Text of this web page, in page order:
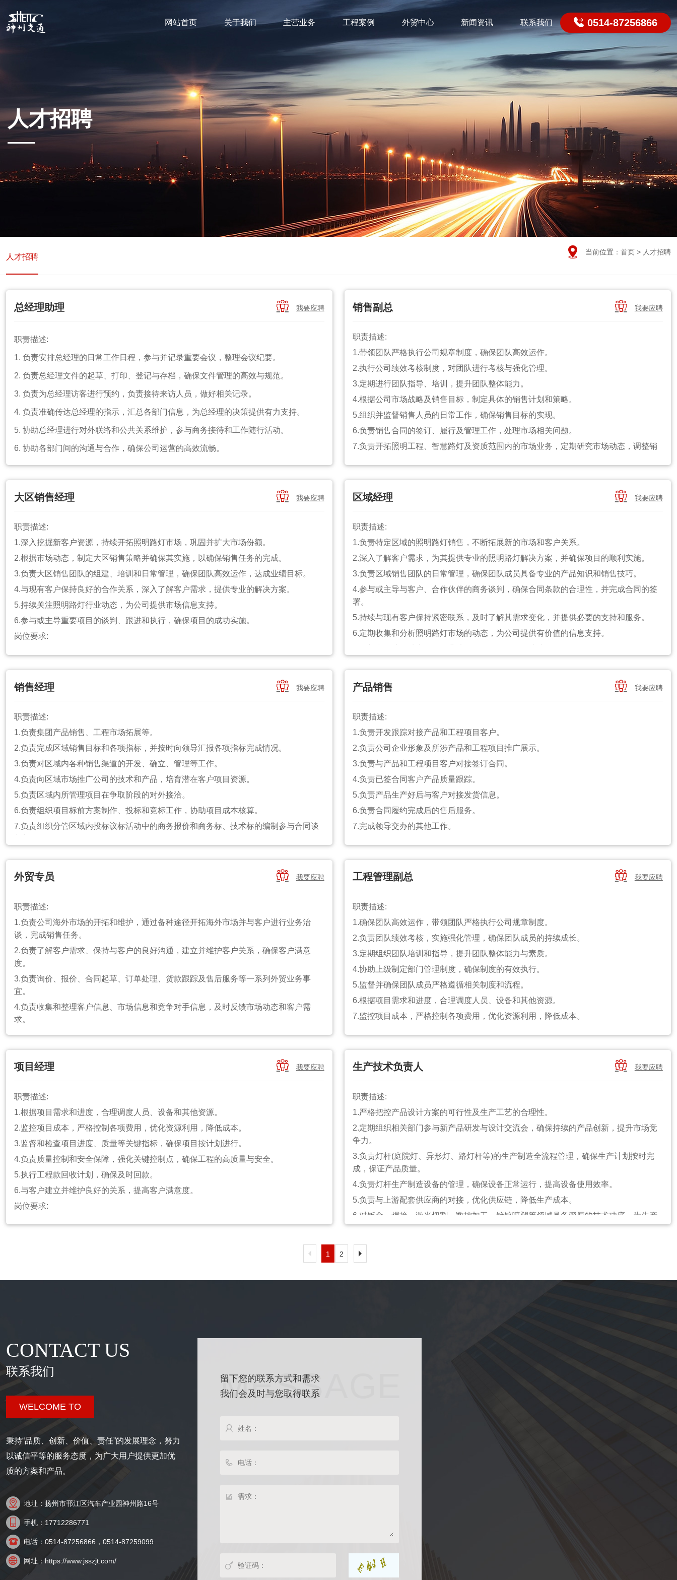
网站首页 关于我们 主营业务 工程案例 外贸中心 新闻资讯 联系我们  0514-87256866
人才招聘
人才招聘  当前位置： 首页 > 人才招聘
总经理助理  我要应聘
职责描述:
1. 负责安排总经理的日常工作日程，参与并记录重要会议，整理会议纪要。
2.负责总经理文件的起草、打印、登记与存档，确保文件管理的高效与规范。
3.负责为总经理访客进行预约，负责接待来访人员，做好相关记录。
4.负责准确传达总经理的指示，汇总各部门信息，为总经理的决策提供有力支持。
5.协助总经理进行对外联络和公共关系维护，参与商务接待和工作随行活动。
6.协助各部门间的沟通与合作，确保公司运营的高效流畅。
7.在完成总经理指派的任务之余，积极配合总经理办公室完成其他临时性工作。
1.本科及以上学历，工商管理、中文、财务、法律或相关专业。
2.需具备上、下级沟通能力，文字功底深厚，组织协调能力强。
3.为人正直，作风严谨，责任心强，良好的洞察力和决断力。熟练操作办公软件。
4.具有丰富的人际交往经验，了解法律及财务方面的知识，对公司的业务有深入理解。
5.年龄25至35岁，形象气质佳，能适应随时出差。
销售副总  我要应聘
职责描述:
1.带领团队严格执行公司规章制度，确保团队高效运作。
2.执行公司绩效考核制度，对团队进行考核与强化管理。
3.定期进行团队指导、培训，提升团队整体能力。
4.根据公司市场战略及销售目标，制定具体的销售计划和策略。
5.组织并监督销售人员的日常工作，确保销售目标的实现。
6.负责销售合同的签订、履行及管理工作，处理市场相关问题。
7.负责开拓照明工程、智慧路灯及资质范围内的市场业务，定期研究市场动态，调整销
9.根据公司预算开展销售工作，合理控制费用，确保销售款项按时回款。
11.定期向上级汇报工作进展，提供市场分析报告。
岗位要求:
1.本科及以上学历，市场营销、机电类、工程类等相关专业优先。
2.8年以上照明、机电、市政、工程等相关行业销售背景工作经验者优先。
3.熟悉行业市场动态和发展趋势。
4.具备丰富的营销策划经验和资源整合能力。
5.出色的谈判技巧、文字表达能力及管理能力。
6.认同公司文化，具备沟通和协作能力；能适应经常性出差。
大区销售经理  我要应聘
职责描述:
1.深入挖掘新客户资源，持续开拓照明路灯市场，巩固并扩大市场份额。
2.根据市场动态，制定大区销售策略并确保其实施，以确保销售任务的完成。
3.负责大区销售团队的组建、培训和日常管理，确保团队高效运作，达成业绩目标。
4.与现有客户保持良好的合作关系，深入了解客户需求，提供专业的解决方案。
5.持续关注照明路灯行业动态，为公司提供市场信息支持。
6.参与或主导重要项目的谈判、跟进和执行，确保项目的成功实施。
岗位要求:
3.对照明路灯行业有深入的了解和认识，熟悉市场动态和发展趋势。
5.具备敏锐的市场洞察力和开拓精神，能够快速响应市场变化。
6.以客户为中心，具备高度的责任心和事业心，能够承受较大的工作压力。
7.能适应长期驻外。
区域经理  我要应聘
职责描述:
1.负责特定区域的照明路灯销售，不断拓展新的市场和客户关系。
2.深入了解客户需求，为其提供专业的照明路灯解决方案，并确保项目的顺利实施。
3.负责区域销售团队的日常管理，确保团队成员具备专业的产品知识和销售技巧。
4.参与或主导与客户、合作伙伴的商务谈判，确保合同条款的合理性，并完成合同的签
署。
5.持续与现有客户保持紧密联系，及时了解其需求变化，并提供必要的支持和服务。
6.定期收集和分析照明路灯市场的动态，为公司提供有价值的信息支持。
1.本科及以上学历，市场营销、商务管理或相关专业优先。
3.在照明路灯行业有5年以上成功的销售经验，或3年以上区域经理职位经验。
4.能够有效地管理和激励销售团队，共同完成销售目标。
5.具备出色的商务谈判技巧和合同签署经验。
6.以客户为中心，能够快速响应客户需求并提供满意的解决方案。
7.能够适应频繁的出差安排，以支持区域内的业务拓展。
销售经理  我要应聘
职责描述:
1.负责集团产品销售、工程市场拓展等。
2.负责完成区域销售目标和各项指标，并按时向领导汇报各项指标完成情况。
3.负责对区域内各种销售渠道的开发、确立、管理等工作。
4.负责向区域市场推广公司的技术和产品，培育潜在客户项目资源。
5.负责区域内所管理项目在争取阶段的对外接洽。
6.负责组织项目标前方案制作、投标和竞标工作，协助项目成本核算。
7.负责组织分管区域内投标议标活动中的商务报价和商务标、技术标的编制参与合同谈
9.掌握客户新的需求，及时反馈客户对现有产品的反馈意见。
岗位要求:
1.市场营销等专业，本科以上学历。
2.产品销售或工程销售工作经验1年以上。
3.强力的沟通、组织、协调和执行能力。
4.拥有客户开发与维护能力及娴熟的谈判技巧和方法。
5.有照明行业销售者优先。
产品销售  我要应聘
职责描述:
1.负责开发跟踪对接产品和工程项目客户。
2.负责公司企业形象及所涉产品和工程项目推广展示。
3.负责与产品和工程项目客户对接签订合同。
4.负责已签合同客户产品质量跟踪。
5.负责产品生产好后与客户对接发货信息。
6.负责合同履约完成后的售后服务。
7.完成领导交办的其他工作。
2.熟悉行业内产品的成本核算。
外贸专员  我要应聘
职责描述:
1.负责公司海外市场的开拓和维护，通过备种途径开拓海外市场并与客户进行业务治
谈，完成销售任务。
2.负责了解客户需求、保持与客户的良好沟通，建立并维护客户关系，确保客户满意
度。
3.负责询价、报价、合同起草、订单处理、货款跟踪及售后服务等一系列外贸业务事
宜。
4.负责收集和整理客户信息、市场信息和竞争对手信息，及时反馈市场动态和客户需
求。
岗位要求:
1.本科及以上学历，外贸、国际贸易、英语等相关专业。
2.具备较好的英语听说读写能力，能够流利进行英文商务沟通。
4.具备良好的沟通能力和团队合作精神，能够适应较快的工作节奏和压力。
工程管理副总  我要应聘
职责描述:
1.确保团队高效运作，带领团队严格执行公司规章制度。
2.负责团队绩效考核，实施强化管理，确保团队成员的持续成长。
3.定期组织团队培训和指导，提升团队整体能力与素质。
4.协助上级制定部门管理制度，确保制度的有效执行。
5.监督并确保团队成员严格遵循相关制度和流程。
6.根据项目需求和进度，合理调度人员、设备和其他资源。
7.监控项目成本，严格控制各项费用，优化资源利用，降低成本。
10.负责质量控制和安全保障，强化关键控制点，确保工程的高质量与安全。
12.负责部门与其他部门的协调工作，确保合作顺畅。
13.推动并实施部门内的培训计划，提升团队成员的专业技能和知识。
14组织团队活动，增强团队凝聚力，提高员工满意度和忠诚度。
15. 制定并监督执行工程款回收计划，确保及时回款。
16.与客户建立并维护良好的关系，提高客户满意度。
17.定期分析并报告工程款回款情况，针对问题制定解决方案。
岗位要求:
1.本科及以上学历，机电、土木工程或相关专业背景。具备相关领域的一级建造师或高
级工程师职称者优先。
编制、审核。
项目经理  我要应聘
职责描述:
1.根据项目需求和进度，合理调度人员、设备和其他资源。
2.监控项目成本，严格控制各项费用，优化资源利用，降低成本。
3.监督和检查项目进度、质量等关键指标，确保项目按计划进行。
4.负责质量控制和安全保障，强化关键控制点，确保工程的高质量与安全。
5.执行工程款回收计划，确保及时回款。
6.与客户建立并维护良好的关系，提高客户满意度。
岗位要求:
4.在工作中具有极强的组织能力和责任心、执行力。
生产技术负责人  我要应聘
职责描述:
1.严格把控产品设计方案的可行性及生产工艺的合理性。
2.定期组织相关部门参与新产品研发与设计交流会，确保持续的产品创新，提升市场竞
争力。
3.负责灯杆(庭院灯、异形灯、路灯杆等)的生产制造全流程管理，确保生产计划按时完
成，保证产品质量。
4.负责灯杆生产制造设备的管理，确保设备正常运行，提高设备使用效率。
5.负责与上游配套供应商的对接，优化供应链，降低生产成本。
6.对钣金、焊接、激光切割、数控加工、镀锌喷塑等领域具备深厚的技术功底，为生产
团队提供技术支持和指导。
7.负责生产技术团队的日常管理与培训，提升团队整体技术水平和工作效率。
岗位要求:
1 2
CONTACT US
联系我们
WELCOME TO
秉持“品质、创新、价值、责任”的发展理念，努力
以诚信平等的服务态度，为广大用户提供更加优
质的方案和产品。
 地址：扬州市邗江区汽车产业园神州路16号
 手机：17712286771
 电话：0514-87256866，0514-87259099
 网址：https://www.jsszjt.com/
MESSAGE
留下您的联系方式和需求
我们会及时与您取得联系



